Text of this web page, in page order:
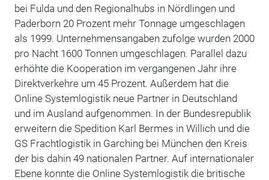
bei Fulda und den Regionalhubs in Nördlingen und
Paderborn 20 Prozent mehr Tonnage umgeschlagen
als 1999. Unternehmensangaben zufolge wurden 2000
pro Nacht 1600 Tonnen umgeschlagen. Parallel dazu
erhöhte die Kooperation im vergangenen Jahr ihre
Direktverkehre um 45 Prozent. Außerdem hat die
Online Systemlogistik neue Partner in Deutschland
und im Ausland aufgenommen. In der Bundesrepublik
erweitern die Spedition Karl Bermes in Willich und die
GS Frachtlogistik in Garching bei München den Kreis
der bis dahin 49 nationalen Partner. Auf internationaler
Ebene konnte die Online Systemlogistik die britische